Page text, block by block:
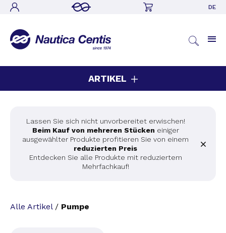
DE
ARTIKEL
Lassen Sie sich nicht unvorbereitet erwischen!
Beim Kauf von mehreren Stücken einiger
ausgewählter Produkte profitieren Sie von einem
reduzierten Preis
Entdecken Sie alle Produkte mit reduziertem
Mehrfachkauf!
Alle Artikel/ Pumpe